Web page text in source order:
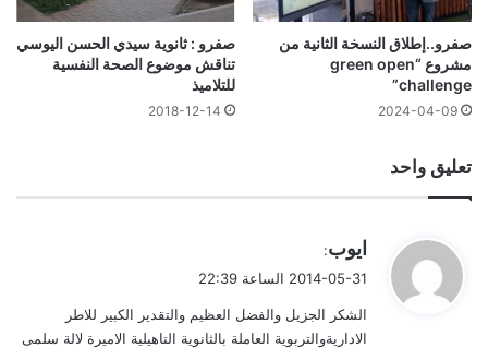
صفرو..إطلاق النسخة الثانية من
مشروع “green open
challenge”
2024-04-09
صفرو : ثانوية سيدي الحسن اليوسي
تناقش موضوع الصحة النفسية
للتلاميذ
2018-12-14
تعليق واحد
ي
ل
ايوب:
2014-05-31 الساعة 22:39
الشكر الجزيل والفضل العظيم والتقدير الكبير للاطر
الاداريةوالتربوية العاملة بالثانوية التاهيلية الاميرة لالة سلمى